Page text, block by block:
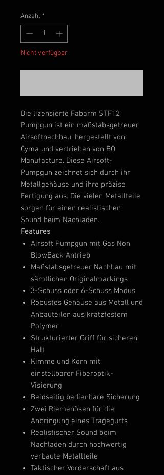
Anzahl *
Nicht verfügbar
Die lizensierte Fabarm STF12
Pumpgun ist ein maßstabsgetreuer
Airsoftnachbau, hergestellt von
Cyma und vertrieben von BO
Manufacture. Diese Airsoft-
Pumpgun zeichnet sich durch ihr
Metallgehäuse und ihre präzise
Fertigung aus. Die vielen Metallteile
sorgen für einen realistischen
Sound beim Nachladen.
Features
Airsoft Pumpgun mit Gas Non
BlowBack Antrieb
Maßstabsgetreuer Nachbau mit
sämtlichen Originalmarkings
3-Schuss oder 6-Schuss Modus
Robustes Gehäuse aus Metall und
Anbauteilen aus kratzfestem
Polymer
Strukturierter Griff für sicheren
Halt
Kimme und Korn mit
einstellbarer Fiberoptik-
Visierung
Beidseitig bedienbare Sicherung
Zwei Riemenösen für die
Anbringung eines Tragegurts
Realistischer Sound beim
Nachladen durch hochwertig
verbaute Metallteile
Taktischer Vorderschaft aus